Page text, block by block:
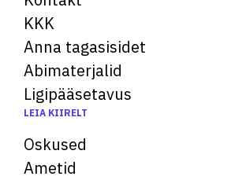
KKK
Anna tagasisidet
Abimaterjalid
Ligipääsetavus
LEIA KIIRELT
Oskused
Ametid